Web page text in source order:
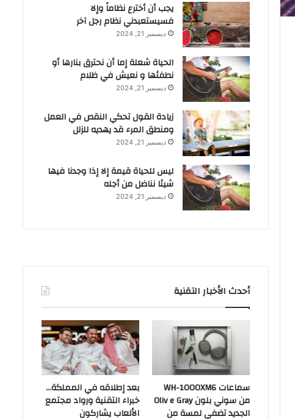
يجب أن أخترع نظاماً وإلا
فسيستعبدني نظام رجل آخر
ديسمبر 21, 2024
الحياة شعلة إما أن نحترق بنارها أو
نطفئها و نعيش في ظلام
ديسمبر 21, 2024
زيادة القول تحكي النقص في العمل
ومنطق المرء قد يهديه للزلل
ديسمبر 21, 2024
ليس للحياة قيمة إلا إذا وجدنا فيها
شيئا نناضل من أجله
ديسمبر 21, 2024
أحدث الأخبار التقنية
سماعات WH-1000XM6
من سوني بلون Oliv e Gray
الجديد تضفي لمسة من
بعد إطلاقه في المملكة…
خبراء التقنية ورواد مجتمع
الألعاب يشاركون